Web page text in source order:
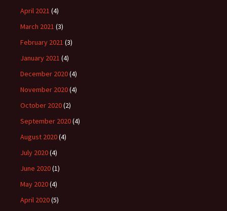
April 2021 (4)
March 2021 (3)
February 2021 (3)
January 2021 (4)
December 2020(4)
November 2020(4)
October 2020(2)
September 2020(4)
August 2020(4)
July 2020(4)
June 2020(1)
May 2020(4)
April 2020(5)